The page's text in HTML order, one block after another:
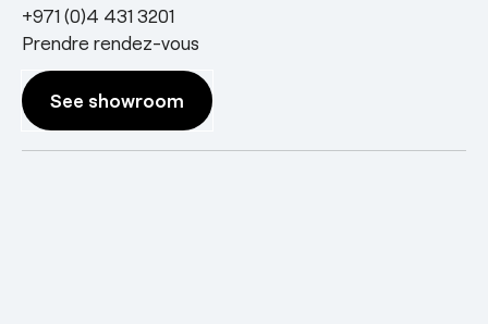
+971 (0)4 431 3201
Prendre rendez-vous
See showroom